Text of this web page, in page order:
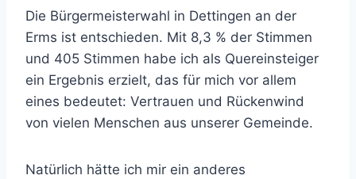
Die Bürgermeisterwahl in Dettingen an der
Erms ist entschieden. Mit 8,3 % der Stimmen
und 405 Stimmen habe ich als Quereinsteiger
ein Ergebnis erzielt, das für mich vor allem
eines bedeutet: Vertrauen und Rückenwind
von vielen Menschen aus unserer Gemeinde.
Natürlich hätte ich mir ein anderes